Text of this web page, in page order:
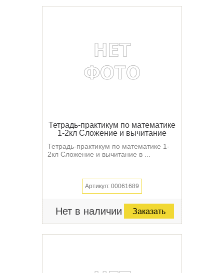
Тетрадь-практикум по математике
1-2кл Сложение и вычитание
Тетрадь-практикум по математике 1-
2кл Сложение и вычитание в ...
Артикул: 00061689
Нет в наличии Заказать